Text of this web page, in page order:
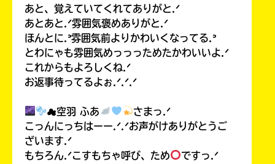
あと、覚えていてくれてありがと.ᐟ
あとあと.ᐟ雰囲気褒めありがと.ᐟ
ほんとに.ᐣ雰囲気前よりかわいくなってる.ᐣ
とわにゃも雰囲気めっっっためたかわいいよ.ᐟ
これからもよろしくね.ᐟ
お返事待ってるよぉ.ᐟ.ᐟ.ᐟ
☁空羽 ふあ
さまっ.ᐟ
こっんにっちはーー.ᐟ.ᐟお声がけありがとうご
ざいます.ᐟ
もちろん.ᐟこすもちゃ呼び、ため
ですっ.ᐟ